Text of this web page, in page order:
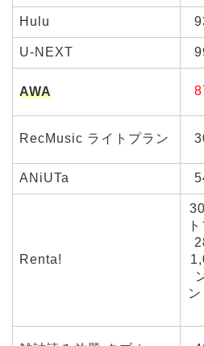
Hulu
U-NEXT
AWA
RecMusic ライトプラン
ANiUTa
Renta!